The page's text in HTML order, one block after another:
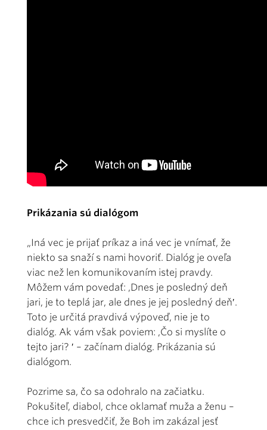
Prikázania sú dialógom
„Iná vec je prijať príkaz a iná vec je vnímať, že
niekto sa snaží s nami hovoriť. Dialóg je oveľa
viac než len komunikovaním istej pravdy.
Môžem vám povedať: ,Dnes je posledný deň
jari, je to teplá jar, ale dnes je jej posledný deň′.
Toto je určitá pravdivá výpoveď, nie je to
dialóg. Ak vám však poviem: ,Čo si myslíte o
tejto jari? ′ – začínam dialóg. Prikázania sú
dialógom.
Pozrime sa, čo sa odohralo na začiatku.
Pokušiteľ, diabol, chce oklamať muža a ženu –
chce ich presvedčiť, že Boh im zakázal jesť